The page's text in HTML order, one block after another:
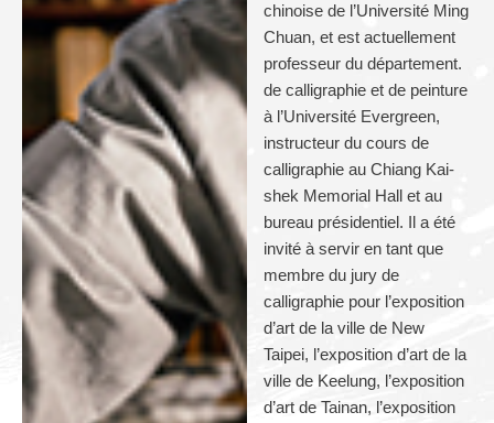
chinoise de l’Université Ming
Chuan, et est actuellement
professeur du département.
de calligraphie et de peinture
à l’Université Evergreen,
instructeur du cours de
calligraphie au Chiang Kai-
shek Memorial Hall et au
bureau présidentiel. Il a été
invité à servir en tant que
membre du jury de
calligraphie pour l’exposition
d’art de la ville de New
Taipei, l’exposition d’art de la
ville de Keelung, l’exposition
d’art de Tainan, l’exposition